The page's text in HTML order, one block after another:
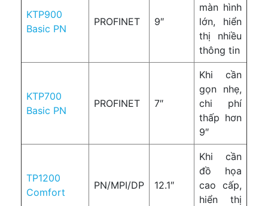
KTP900
Basic PN
PROFINET 9″
màn hình
lớn, hiển
thị nhiều
thông tin
KTP700
Basic PN
PROFINET 7″
Khi cần
gọn nhẹ,
chi phí
thấp hơn
9″
TP1200
Comfort
PN/MPI/DP 12.1″
Khi cần
đồ họa
cao cấp,
hiển thị